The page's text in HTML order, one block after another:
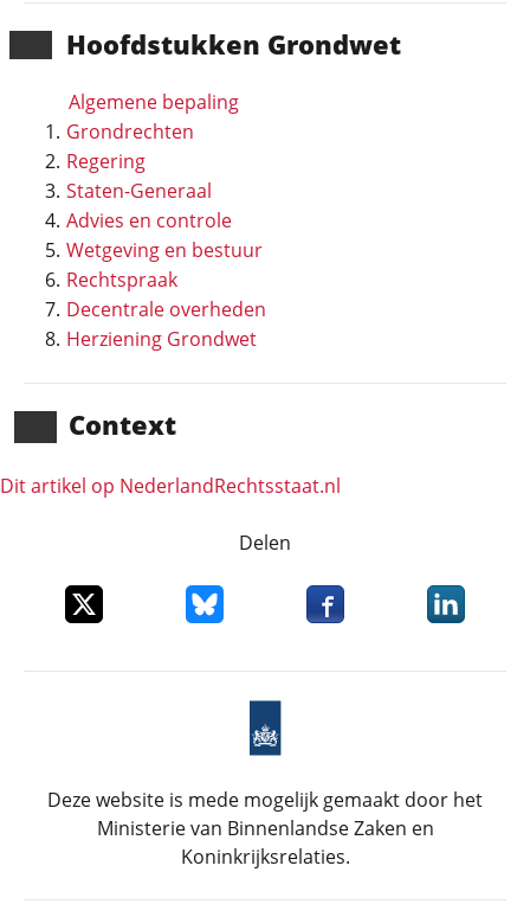
Hoofd­stukken Grondwet
Algemene bepaling
Grondrechten
Regering
Staten-Generaal
Advies en controle
Wetgeving en bestuur
Rechtspraak
Decentrale overheden
Herziening Grondwet
Context
Dit artikel op NederlandRechts­staat.nl
Delen
Deel dit item op XDeel dit item op Bluesky
Deel dit item opDeel dit
Deze website is mede mogelijk gemaakt door het
Ministerie van Binnenlandse Zaken en
Koninkrijksrelaties.